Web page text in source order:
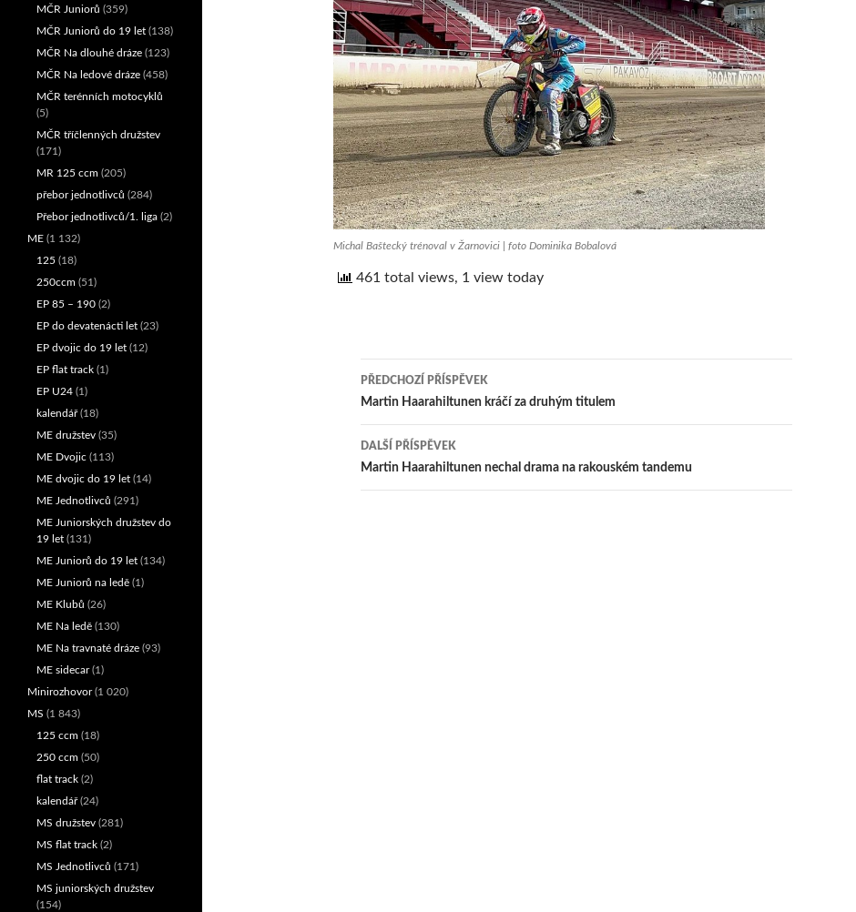
Michal Baštecký trénoval v Žarnovici | foto Dominika Bobalová
461 total views, 1 view today
Navigace
pro
příspěvek
PŘEDCHOZÍ PŘÍSPĚVEK
Martin Haarahiltunen kráčí za druhým titulem
DALŠÍ PŘÍSPĚVEK
Martin Haarahiltunen nechal drama na rakouském tandemu
MČR Juniorů (359)
MČR Juniorů do 19 let (138)
MČR Na dlouhé dráze (123)
MČR Na ledové dráze (458)
MČR terénních motocyklů
(5)
MČR tříčlenných družstev
(171)
MR 125 ccm (205)
přebor jednotlivců (284)
Přebor jednotlivců/1. liga (2)
ME (1 132)
125 (18)
250ccm (51)
EP 85 – 190 (2)
EP do devatenácti let (23)
EP dvojic do 19 let (12)
EP flat track (1)
EP U24 (1)
kalendář(18)
ME družstev (35)
ME Dvojic (113)
ME dvojic do 19 let (14)
ME Jednotlivců (291)
ME Juniorských družstev do
19 let (131)
ME Juniorů do 19 let (134)
ME Juniorů na ledě (1)
ME Klubů (26)
ME Na ledě (130)
ME Na travnaté dráze (93)
ME sidecar(1)
Minirozhovor(1 020)
MS (1 843)
125 ccm (18)
250 ccm (50)
flat track (2)
kalendář(24)
MS družstev (281)
MS flat track (2)
MS Jednotlivců (171)
MS juniorských družstev
(154)